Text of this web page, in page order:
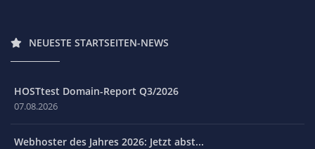
NEUESTE STARTSEITEN-NEWS
HOSTtest Domain-Report Q3/2026
07.08.2026
Webhoster des Jahres 2026: Jetzt abst...